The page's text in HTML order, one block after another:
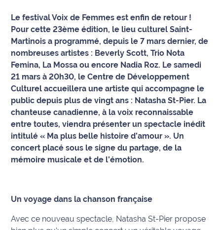
Éducation
Emploi
Environnement
Info
route
Justice
Loisirs
Le festival Voix de Femmes est enfin de retour !
Pour cette 23ème édition, le lieu culturel Saint-
Martinois a programmé, depuis le 7 mars dernier, de
nombreuses artistes : Beverly Scott, Trio Nota
Femina, La Mossa ou encore Nadia Roz. Le samedi
21 mars à 20h30, le Centre de Développement
Culturel accueillera une artiste qui accompagne le
public depuis plus de vingt ans : Natasha St-Pier. La
chanteuse canadienne, à la voix reconnaissable
entre toutes, viendra présenter un spectacle inédit
intitulé « Ma plus belle histoire d’amour ». Un
concert placé sous le signe du partage, de la
mémoire musicale et de l’émotion.
Un voyage dans la chanson française
Avec ce nouveau spectacle, Natasha St-Pier propose